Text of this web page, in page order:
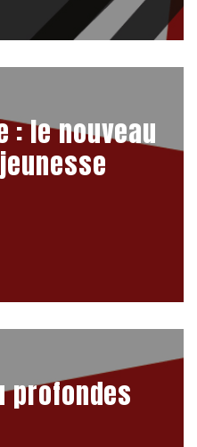
le nouveau
profondes